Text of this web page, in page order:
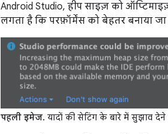
Android Studio, हीप साइज़ को
लगता है कि परफ़ॉर्मेंस को बेहतर बनाया
पहली इमेज. यादों की सेटिंग के बारे में सुझाव देने